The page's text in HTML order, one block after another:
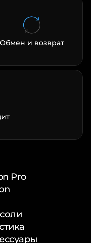
Обмен и возврат
Pro